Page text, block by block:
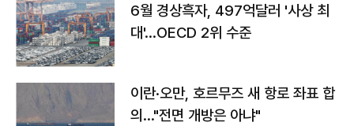
6월 경상흑자, 497억달러 '사상 최
대'…OECD 2위 수준
이란·오만, 호르무즈 새 항로 좌표 합
의…"전면 개방은 아냐"